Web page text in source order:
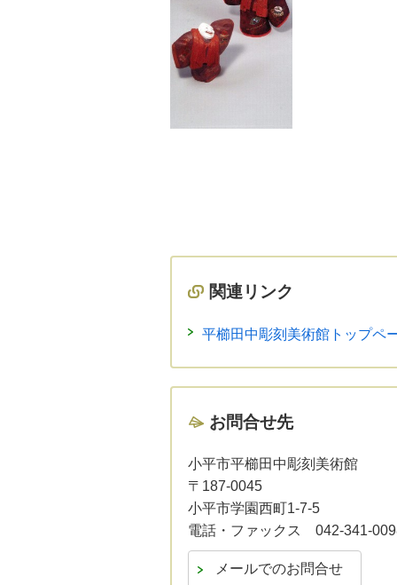
関連リンク
平櫛田中彫刻美術館トップペ
お問合せ先
小平市平櫛田中彫刻美術館
〒187-0045
小平市学園西町1-7-5
電話・ファックス 042-341-